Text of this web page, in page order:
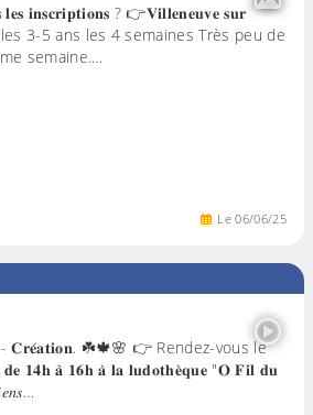
𝐢𝐧𝐬𝐜𝐫𝐢𝐩𝐭𝐢𝐨𝐧𝐬 ? 👉𝐕𝐢𝐥𝐥𝐞𝐧𝐞𝐮𝐯𝐞 𝐬𝐮𝐫
3-5 ans les 4 semaines Très peu de
semaine.…
Le06/06/25
- 𝐂𝐫𝐞́𝐚𝐭𝐢𝐨𝐧. ☘️🍁🌸 👉 Rendez-vous le
𝐝𝐞 𝟏𝟒𝐡 𝐚̀ 𝟏𝟔𝐡 𝐚̀ 𝐥𝐚 𝐥𝐮𝐝𝐨𝐭𝐡𝐞̀𝐪𝐮𝐞 "𝐎 𝐅𝐢𝐥 𝐝𝐮